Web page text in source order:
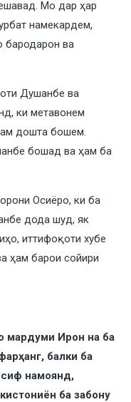
Мо дар ҳар
намекардем,
бародарон ва
Душанбе ва
ки метавонем
дошта бошем.
бошад ва ҳам ба
Осиёро, ки ба
дода шуд, як
иттифоқоти хубе
ҳам барои сойири
мардуми Ирон на ба
балки ба
намоянд,
ба забону